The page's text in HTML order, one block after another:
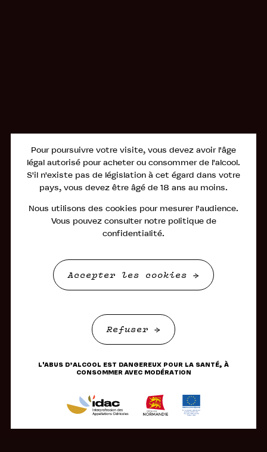
Pour poursuivre votre visite, vous devez avoir l'âge
légal autorisé pour acheter ou consommer de l'alcool.
S'il n'existe pas de législation à cet égard dans votre
pays, vous devez être âgé de 18 ans au moins.
Nous utilisons des cookies pour mesurer l’audience.
Vous pouvez consulter notre politique de
confidentialité.
Accepter les cookies
Refuser
L'ABUS D’ALCOOL EST DANGEREUX POUR LA SANTÉ, À
CONSOMMER AVEC MODÉRATION